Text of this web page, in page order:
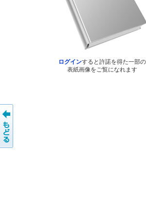
ログインすると許諾を得た一部の
表紙画像をご覧になれます